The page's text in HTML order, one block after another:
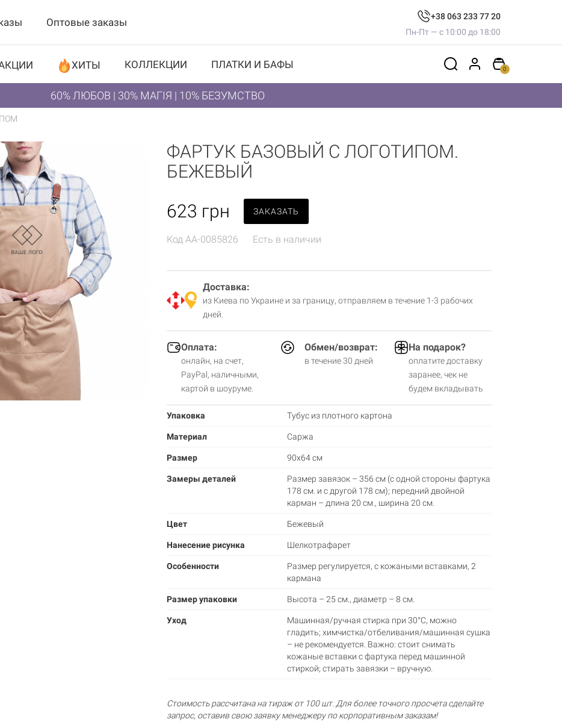
Оптовые заказы
+38 063 233 77 20
Пн-Пт — с 10:00 до 18:00
ХИТЫ КОЛЛЕКЦИИ ПЛАТКИ И БАФЫ 0
60% ЛЮБОВ | 30% МАГІЯ | 10% БЕЗУМСТВО
ФАРТУК БАЗОВЫЙ С ЛОГОТИПОМ.
БЕЖЕВЫЙ
623 грн ЗАКАЗАТЬ
Код AA-0085826 Есть в наличии
Доставка:
из Киева по Украине и за границу, отправляем в течение 1-3 рабочих
дней.
Оплата:
онлайн, на счет,
PayPal, наличными,
картой в шоуруме.
Обмен/возврат:
в течение 30 дней
На подарок?
оплатите доставку
заранее, чек не
будем вкладывать
Упаковка Тубус из плотного картона
Материал Саржа
Размер 90х64 см
Замеры деталей
Размер завязок – 356 см (с одной стороны фартука
178 см. и с другой 178 см); передний двойной
карман – длина 20 см., ширина 20 см.
Цвет Бежевый
Нанесение рисунка Шелкотрафарет
Особенности
Размер регулируется, с кожаными вставками, 2
кармана
Размер упаковки Высота – 25 см., диаметр – 8 см.
Уход
Машинная/ручная стирка при 30°С, можно
гладить; химчистка/отбеливания/машинная сушка
– не рекомендуется. Важно: стоит снимать
кожаные вставки с фартука перед машинной
стиркой; стирать завязки – вручную.
Стоимость рассчитана на тираж от 100 шт. Для более точного просчета сделайте
запрос, оставив свою заявку менеджеру по корпоративным заказам!
Корзина пуста